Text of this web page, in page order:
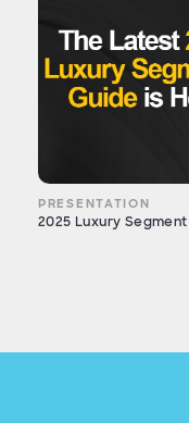
PRESENTATION
2025 Luxury